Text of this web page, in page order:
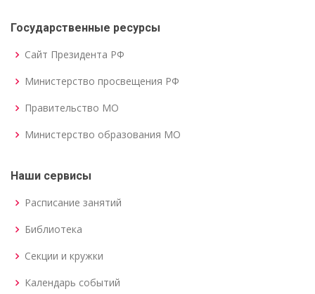
Государственные ресурсы
Сайт Президента РФ
Министерство просвещения РФ
Правительство МО
Министерство образования МО
Наши сервисы
Расписание занятий
Библиотека
Секции и кружки
Календарь событий